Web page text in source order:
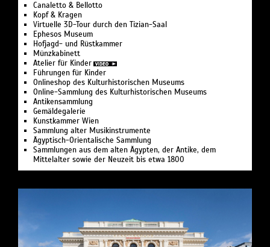
Canaletto & Bellotto
Kopf & Kragen
Virtuelle 3D-Tour durch den Tizian-Saal
Ephesos Museum
Hofjagd- und Rüstkammer
Münzkabinett
Atelier für Kinder
Führungen für Kinder
Onlineshop des Kulturhistorischen Museums
Online-Sammlung des Kulturhistorischen Museums
Antikensammlung
Gemäldegalerie
Kunstkammer Wien
Sammlung alter Musikinstrumente
Ägyptisch-Orientalische Sammlung
Sammlungen aus dem alten Ägypten, der Antike, dem
Mittelalter sowie der Neuzeit bis etwa 1800